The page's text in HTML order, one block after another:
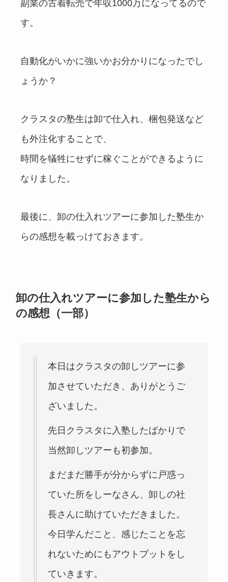
副業の古着転売で年収1000万になってるので
す。
自動化がいかに強いかお分かりになったでし
ょうか？
クラスタの塾生は卸で仕入れ、梱包発送など
も外注化することで、
時間を犠牲にせずに稼ぐことができるように
なりました。
最後に、卸の仕入れツアーに参加した塾生か
らの感想を載っけておきます。
卸の仕入れツアーに参加した塾生から
の感想（一部）
本日はクラスタの卸しツアーに参
加させていただき、ありがとうご
ざいました。
先日クラスタに入塾したばかりで
当然卸しツアーも初参加。
まだまだ勝手が分からずに戸惑っ
ていた所をしーなさん、卸しの社
長さんに助けていただきました。
今日学んだこと、感じたことを忘
れないためにもアウトプットをし
ていきます。